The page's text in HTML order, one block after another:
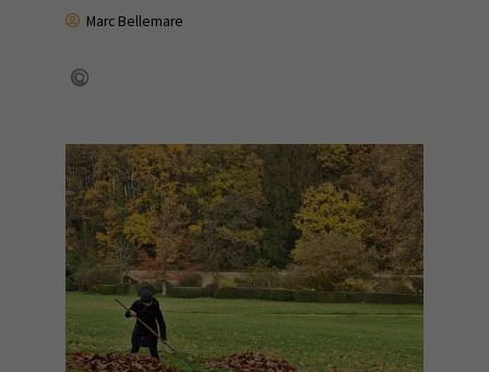
Marc Bellemare